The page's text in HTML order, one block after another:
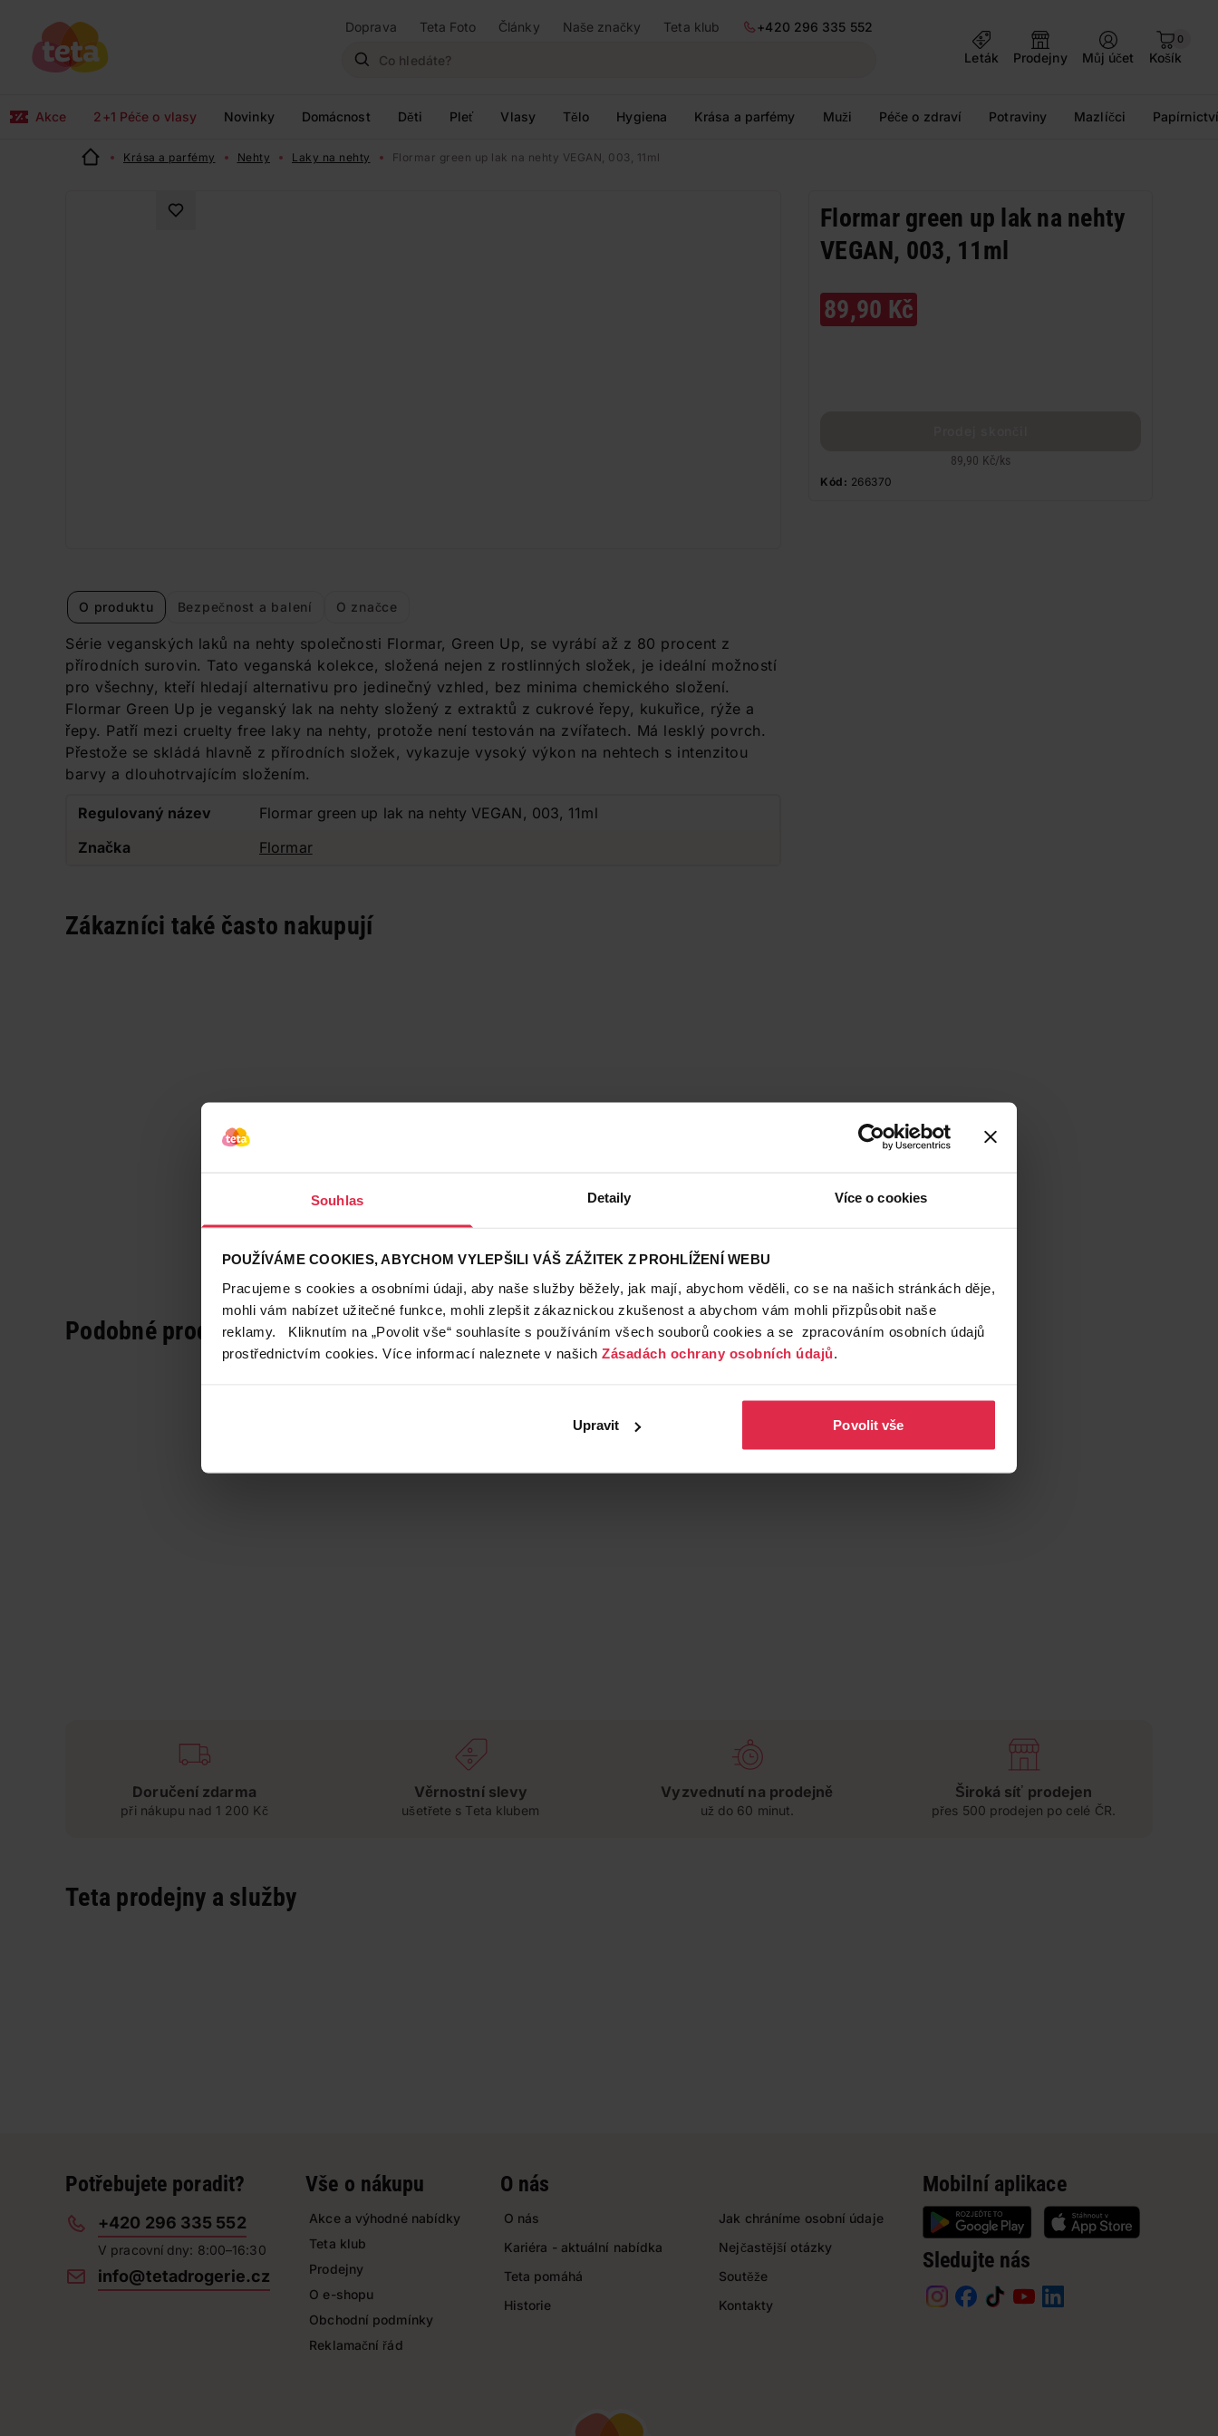
Souhlas Detaily Více o cookies
POUŽÍVÁME COOKIES, ABYCHOM VYLEPŠILI VÁŠ ZÁŽITEK Z PROHLÍŽENÍ WEBU
Pracujeme s cookies a osobními údaji, aby naše služby běžely, jak mají, abychom věděli, co se na našich stránkách děje,
mohli vám nabízet užitečné funkce, mohli zlepšit zákaznickou zkušenost a abychom vám mohli přizpůsobit naše
reklamy. Kliknutím na „Povolit vše“ souhlasíte s používáním všech souborů cookies a se zpracováním osobních údajů
prostřednictvím cookies. Více informací naleznete v našich Zásadách ochrany osobních údajů.
Upravit Povolit vše
Doprava Teta Foto Články Naše značky Teta klub
+420 296 335 552
Leták
Prodejny Můj účet
0
Košík
Akce 2+1 Péče o vlasy Novinky Domácnost Děti Pleť Vlasy Tělo Hygiena Krása a parfémy Muži Péče o zdraví Potraviny Mazlíčci
Krása a parfémy Nehty Laky na nehty Flormar green up lak na nehty VEGAN, 003, 11ml
O produktu Bezpečnost a balení O značce
Série veganských laků na nehty společnosti Flormar, Green Up, se vyrábí až z 80 procent z
přírodních surovin. Tato veganská kolekce, složená nejen z rostlinných složek, je ideální možností
pro všechny, kteří hledají alternativu pro jedinečný vzhled, bez minima chemického složení.
Flormar Green Up je veganský lak na nehty složený z extraktů z cukrové řepy, kukuřice, rýže a
řepy. Patří mezi cruelty free laky na nehty, protože není testován na zvířatech. Má lesklý povrch.
Přestože se skládá hlavně z přírodních složek, vykazuje vysoký výkon na nehtech s intenzitou
barvy a dlouhotrvajícím složením.
Regulovaný název
Flormar green up lak na nehty VEGAN, 003, 11ml
Značka
Flormar
Flormar green up lak na nehty
VEGAN, 003, 11ml
89,90 Kč
89,90 Kč/ks
Kód: 266370
Zákazníci také často nakupují
Podobné produkty
Doručení zdarma
při nákupu nad 1 200 Kč
Věrnostní slevy
ušetřete s Teta klubem
Vyzvednutí na prodejně
už do 60 minut.
Široká síť prodejen
přes 500 prodejen po celé ČR.
Teta prodejny a služby
Potřebujete poradit?
+420 296 335 552
V pracovní dny: 8:00–16:30
info@tetadrogerie.cz
Vše o nákupu
Akce a výhodné nabídky
Teta klub
Prodejny
O e-shopu
Obchodní podmínky
Reklamační řád
O nás
O nás
Kariéra - aktuální nabídka
Teta pomáhá
Historie
Jak chráníme osobní údaje
Nejčastější otázky
Soutěže
Kontakty
Mobilní aplikace
Sledujte nás